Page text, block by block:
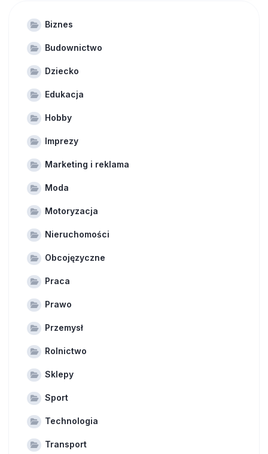
Biznes
Budownictwo
Dziecko
Edukacja
Hobby
Imprezy
Marketing i reklama
Moda
Motoryzacja
Nieruchomości
Obcojęzyczne
Praca
Prawo
Przemysł
Rolnictwo
Sklepy
Sport
Technologia
Transport